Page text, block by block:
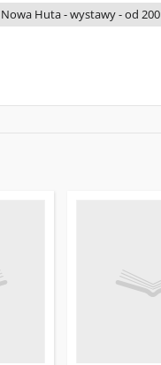
Huta - wystawy - od